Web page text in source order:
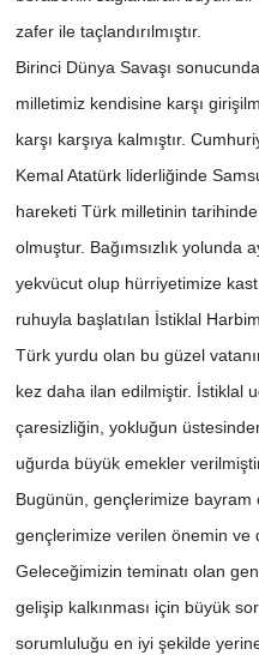
zafer ile taçlandırılmıştır.
Birinci Dünya Savaşı
milletimiz kendisine karşı
karşı karşıya kalmıştır.
Kemal Atatürk liderliğinde
hareketi Türk milletinin
olmuştur. Bağımsızlık yolunda
yekvücut olup hürriyetimize
ruhuyla başlatılan İstiklal
Türk yurdu olan bu güzel
kez daha ilan edilmiştir. İstiklal
çaresizliğin, yokluğun
uğurda büyük emekler
Bugünün, gençlerimize
gençlerimize verilen önemin ve
Geleceğimizin teminatı olan
gelişip kalkınması için büyük
sorumluluğu en iyi şekilde
Yerel